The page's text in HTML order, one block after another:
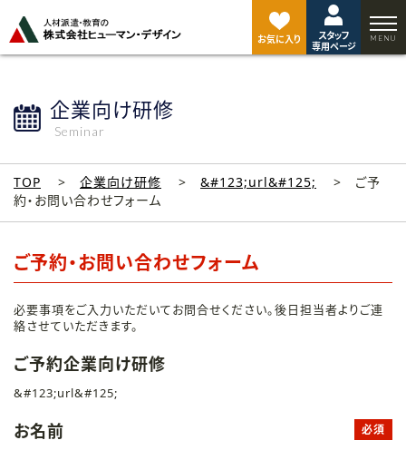
お気に入り
スタッフ
専用ページ
企業向け研修
Seminar
TOP 企業向け研修 &#123;url&#125;
ご予
約・お問い合わせフォーム
ご予約・お問い合わせフォーム
必要事項をご入力いただいてお問合せください。後日担当者よりご連
絡させていただきます。
ご予約企業向け研修
&#123;url&#125;
お名前 必須
ジ
ト